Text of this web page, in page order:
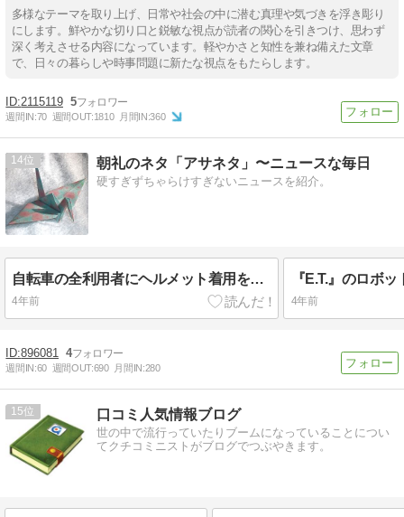
多様なテーマを取り上げ、日常や社会の中に潜む真理や気づきを浮き彫り
にします。鮮やかな切り口と鋭敏な視点が読者の関心を引きつけ、思わず
深く考えさせる内容になっています。軽やかさと知性を兼ね備えた文章
で、日々の暮らしや時事問題に新たな視点をもたらします。
2115119 5
週間IN:70 週間OUT:1810 月間IN:360
14 朝礼のネタ「アサネタ」〜ニュースな毎日
硬すぎずちゃらけすぎないニュースを紹介。
自転車の全利用者にヘルメット着用を義務化
4年前 4年前
896081 4
週間IN:60 週間OUT:690 月間IN:280
15 口コミ人気情報ブログ
世の中で流行っていたりブームになっていることについ
てクチコミニストがブログでつぶやきます。